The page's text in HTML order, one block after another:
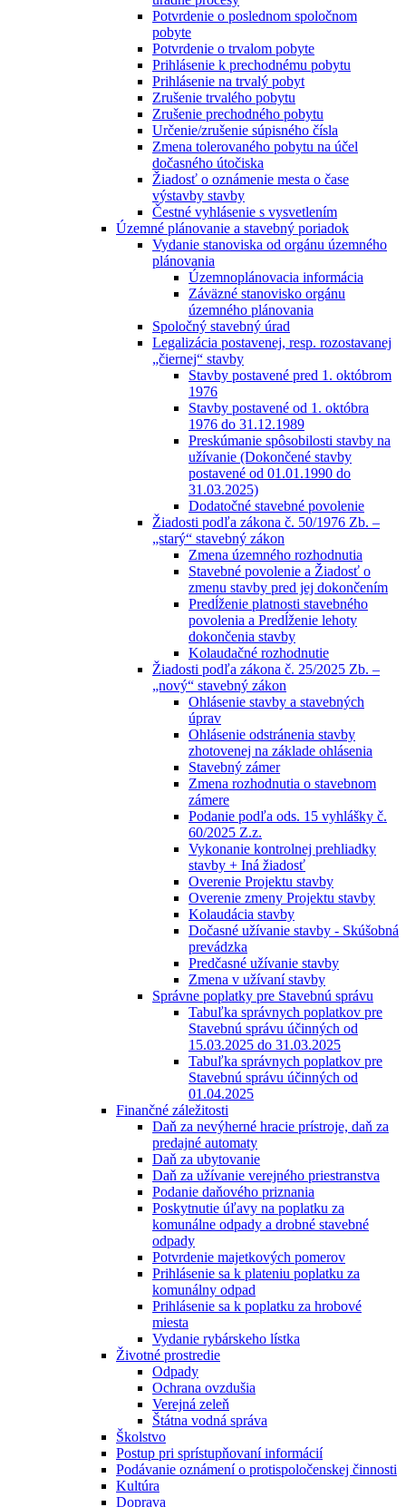
Potvrdenie o poslednom spoločnom
pobyte
Potvrdenie o trvalom pobyte
Prihlásenie k prechodnému pobytu
Prihlásenie na trvalý pobyt
Zrušenie trvalého pobytu
Zrušenie prechodného pobytu
Určenie/zrušenie súpisného čísla
Zmena tolerovaného pobytu na účel
dočasného útočiska
Žiadosť o oznámenie mesta o čase
výstavby stavby
Čestné vyhlásenie s vysvetlením
Územné plánovanie a stavebný poriadok
Vydanie stanoviska od orgánu územného
plánovania
Územnoplánovacia informácia
Záväzné stanovisko orgánu
územného plánovania
Spoločný stavebný úrad
Legalizácia postavenej, resp. rozostavanej
„čiernej“ stavby
Stavby postavené pred 1. októbrom
1976
Stavby postavené od 1. októbra
1976 do 31.12.1989
Preskúmanie spôsobilosti stavby na
užívanie (Dokončené stavby
postavené od 01.01.1990 do
31.03.2025)
Dodatočné stavebné povolenie
Žiadosti podľa zákona č. 50/1976 Zb. –
„starý“ stavebný zákon
Zmena územného rozhodnutia
Stavebné povolenie a Žiadosť o
zmenu stavby pred jej dokončením
Predĺženie platnosti stavebného
povolenia a Predĺženie lehoty
dokončenia stavby
Kolaudačné rozhodnutie
Žiadosti podľa zákona č. 25/2025 Zb. –
„nový“ stavebný zákon
Ohlásenie stavby a stavebných
úprav
Ohlásenie odstránenia stavby
zhotovenej na základe ohlásenia
Stavebný zámer
Zmena rozhodnutia o stavebnom
zámere
Podanie podľa ods. 15 vyhlášky č.
60/2025 Z.z.
Vykonanie kontrolnej prehliadky
stavby + Iná žiadosť
Overenie Projektu stavby
Overenie zmeny Projektu stavby
Kolaudácia stavby
Dočasné užívanie stavby - Skúšobná
prevádzka
Predčasné užívanie stavby
Zmena v užívaní stavby
Správne poplatky pre Stavebnú správu
Tabuľka správnych poplatkov pre
Stavebnú správu účinných od
15.03.2025 do 31.03.2025
Tabuľka správnych poplatkov pre
Stavebnú správu účinných od
01.04.2025
Finančné záležitosti
Daň za nevýherné hracie prístroje, daň za
predajné automaty
Daň za ubytovanie
Daň za užívanie verejného priestranstva
Podanie daňového priznania
Poskytnutie úľavy na poplatku za
komunálne odpady a drobné stavebné
odpady
Potvrdenie majetkových pomerov
Prihlásenie sa k plateniu poplatku za
komunálny odpad
Prihlásenie sa k poplatku za hrobové
miesta
Vydanie rybárskeho lístka
Životné prostredie
Odpady
Ochrana ovzdušia
Verejná zeleň
Štátna vodná správa
Školstvo
Postup pri sprístupňovaní informácií
Podávanie oznámení o protispoločenskej činnosti
Kultúra
Doprava